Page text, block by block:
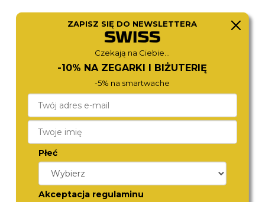
1 370,- 1 290,-
ZAPISZ SIĘ DO NEWSLETTERA
Czekają na Ciebie...
-10% NA ZEGARKI I BIŻUTERIĘ
-5% na smartwache
Płeć
Akceptacja regulaminu